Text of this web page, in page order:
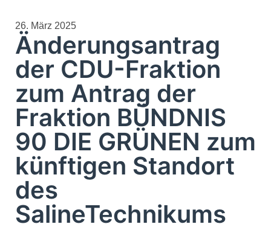
26. März 2025
​Änderungsantrag
der CDU-Fraktion
zum Antrag der
Fraktion BÜNDNIS
90 DIE GRÜNEN zum
künftigen Standort
des
SalineTechnikums